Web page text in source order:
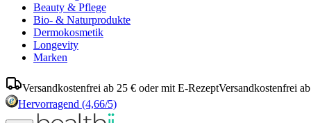
Beauty & Pflege
Bio- & Naturprodukte
Dermokosmetik
Longevity
Marken
Versandkostenfrei ab 25 € oder mit E-RezeptVersandkostenfrei
Hervorragend (4,66/5)